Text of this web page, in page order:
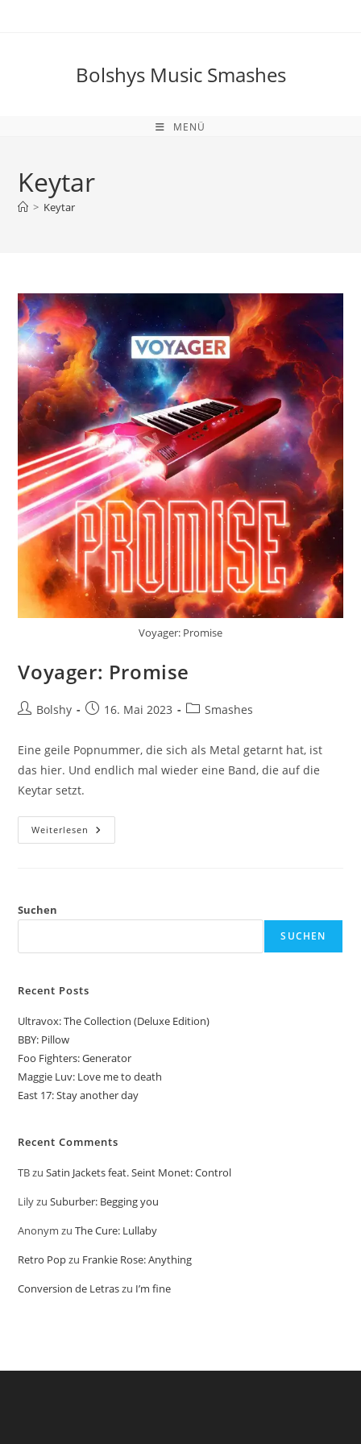
Bolshys Music Smashes
MENÜ
Keytar
> Keytar
Voyager: Promise
Voyager: Promise
Beitrags-
Bolshy
Beitrag16. Mai 2023
Beitrags-
Smashes
Eine geile Popnummer, die sich als Metal getarnt hat, ist
das hier. Und endlich mal wieder eine Band, die auf die
Keytar setzt.
Weiterlesen Voyager:
Promise
Suchen
SUCHEN
Recent Posts
Ultravox: The Collection (Deluxe Edition)
BBY: Pillow
Foo Fighters: Generator
Maggie Luv: Love me to death
East 17: Stay another day
Recent Comments
TBzuSatin Jackets feat. Seint Monet: Control
LilyzuSuburber: Begging you
Anonym zuThe Cure: Lullaby
Retro Popzu Frankie Rose: Anything
Conversion de Letraszu I’m fine